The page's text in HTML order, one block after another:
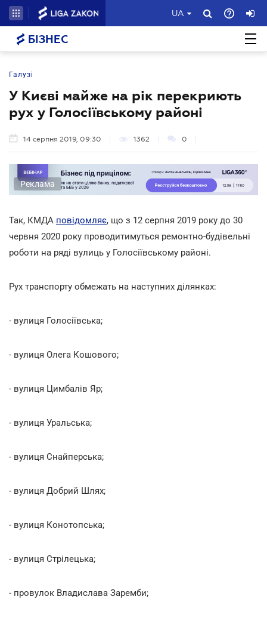
UA
БІЗНЕС
Галузі
У Києві майже на рік перекриють
рух у Голосіївському районі
14 серпня 2019, 09:30 1362 0
Реклама
Так, КМДА повідомляє, що з 12 серпня 2019 року до 30
червня 2020 року проводитимуться ремонтно-будівельні
роботи на ряді вулиць у Голосіївському районі.
Рух транспорту обмежать на наступних ділянках:
- вулиця Голосіївська;
- вулиця Олега Кошового;
- вулиця Цимбалів Яр;
- вулиця Уральська;
- вулиця Снайперська;
- вулиця Добрий Шлях;
- вулиця Конотопська;
- вулиця Стрілецька;
- провулок Владислава Заремби;